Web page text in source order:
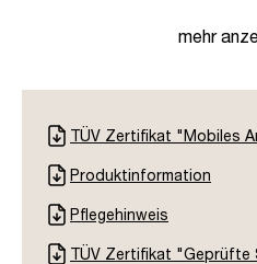
mehr
TÜV Zertifikat "Mobiles
Produktinformation
Pflegehinweis
TÜV Zertifikat "Geprüfte